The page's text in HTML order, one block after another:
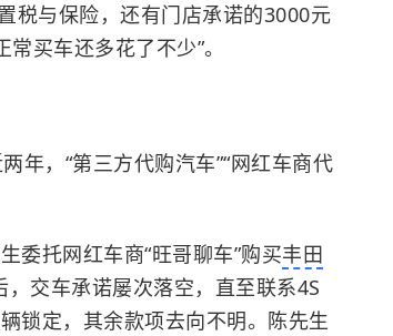
税与保险，还有门店承诺的3000元
买车还多花了不少”。
年，“第三方代购汽车”“网红车商代
委托网红车商“旺哥聊车”购买丰田
交车承诺屡次落空，直至联系4S
锁定，其余款项去向不明。陈先生